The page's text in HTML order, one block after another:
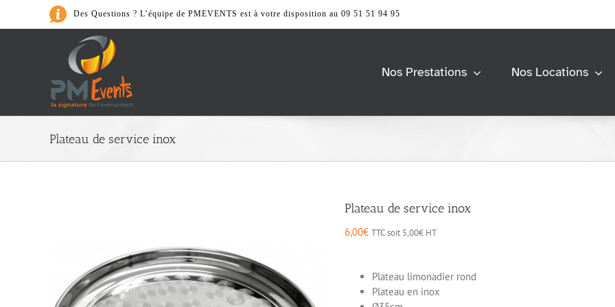
Des Questions ? L’équipe de PMEVENTS est à votre disposition au 09 51 51 94 95
Nos Prestations Nos Locations
Art de la Table
> Accessoires
> Accessoires
> Lumières
> Nos Packs
Barnum &
> Accessoires
> Tente Pliante
> Accessoires
> Comptoir et Desk
Univers Scène
> Praticable de scène
Plateau de service inox
Plateau de service inox
6,00€ TTC soit 5,00€ HT
Plateau limonadier rond
Plateau en inox